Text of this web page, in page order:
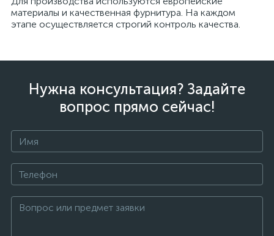
материалы и качественная фурнитура. На каждом
этапе осуществляется строгий контроль качества.
Нужна консультация? Задайте
вопрос прямо сейчас!